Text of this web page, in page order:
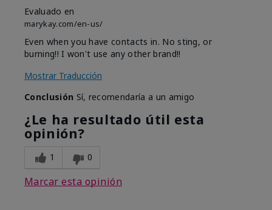
Evaluado en
marykay.com/en-us/
Even when you have contacts in. No sting, or
burning!! I won't use any other brand!!
Mostrar Traducción
Conclusión Sí, recomendaría a un amigo
¿Le ha resultado útil esta
opinión?
1 0
Marcar esta opinión